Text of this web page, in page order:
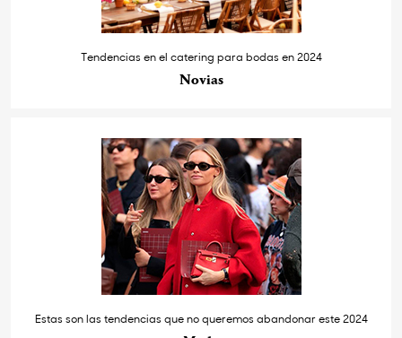
Tendencias en el catering para bodas en 2024
Novias
Estas son las tendencias que no queremos abandonar este 2024